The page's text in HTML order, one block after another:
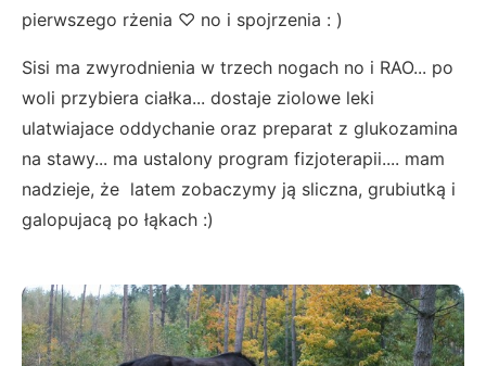
pierwszego rżenia ♡ no i spojrzenia : )
Sisi ma zwyrodnienia w trzech nogach no i RAO... po
woli przybiera ciałka... dostaje ziolowe leki
ulatwiajace oddychanie oraz preparat z glukozamina
na stawy... ma ustalony program fizjoterapii.... mam
nadzieje, że latem zobaczymy ją sliczna, grubiutką i
galopujacą po łąkach :)